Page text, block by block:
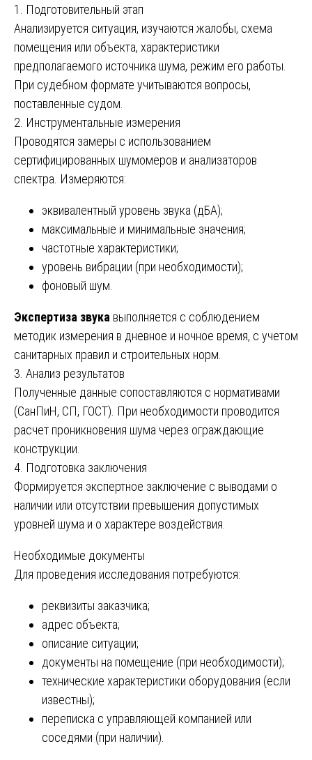
1. Подготовительный этап
Анализируется ситуация, изучаются жалобы, схема
помещения или объекта, характеристики
предполагаемого источника шума, режим его работы.
При судебном формате учитываются вопросы,
поставленные судом.
2. Инструментальные измерения
Проводятся замеры с использованием
сертифицированных шумомеров и анализаторов
спектра. Измеряются:
эквивалентный уровень звука (дБА);
максимальные и минимальные значения;
частотные характеристики;
уровень вибрации (при необходимости);
фоновый шум.
Экспертиза звука выполняется с соблюдением
методик измерения в дневное и ночное время, с учетом
санитарных правил и строительных норм.
3. Анализ результатов
Полученные данные сопоставляются с нормативами
(СанПиН, СП, ГОСТ). При необходимости проводится
расчет проникновения шума через ограждающие
конструкции.
4. Подготовка заключения
Формируется экспертное заключение с выводами о
наличии или отсутствии превышения допустимых
уровней шума и о характере воздействия.
Необходимые документы
Для проведения исследования потребуются:
реквизиты заказчика;
адрес объекта;
описание ситуации;
документы на помещение (при необходимости);
технические характеристики оборудования (если
известны);
переписка с управляющей компанией или
соседями (при наличии).